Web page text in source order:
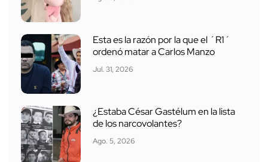
Esta es la razón por la que el ´R1´
ordenó matar a Carlos Manzo
Jul. 31, 2026
¿Estaba César Gastélum en la lista
de los narcovolantes?
Ago. 5, 2026